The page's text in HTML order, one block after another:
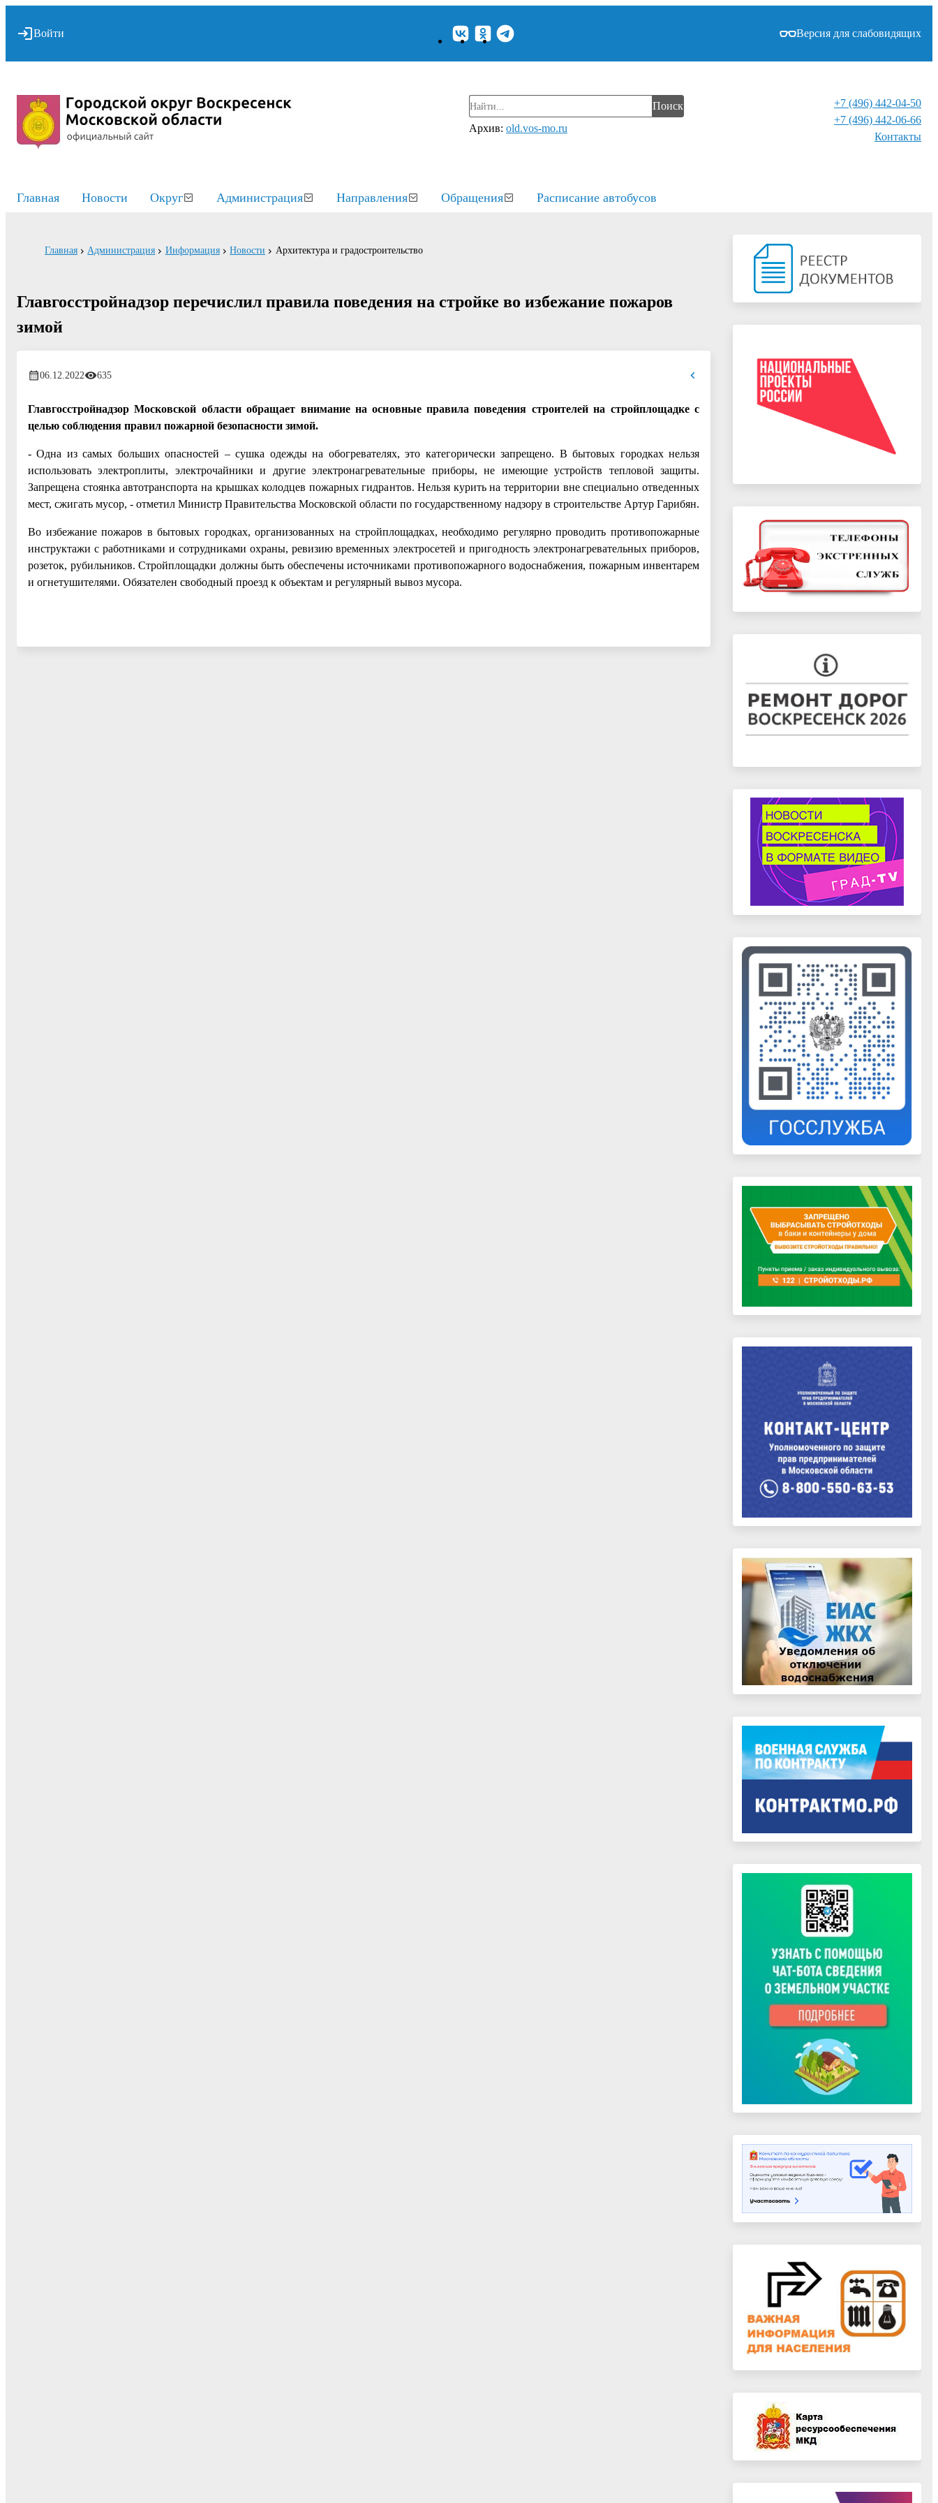
Войти Версия для слабовидящих
Поиск
Архив: old.vos-mo.ru
+7 (496) 442-04-50
+7 (496) 442-06-66
Контакты⁠
Главная Новости Округ Администрация Направления Обращения Расписание автобусов
Главная Администрация Информация Новости Архитектура и градостроительство
Главгосстройнадзор перечислил правила поведения на стройке во избежание пожаров
зимой
06.12.2022 635
Главгосстройнадзор Московской области обращает внимание на основные правила поведения строителей на стройплощадке с
целью соблюдения правил пожарной безопасности зимой.
- Одна из самых больших опасностей – сушка одежды на обогревателях, это категорически запрещено. В бытовых городках нельзя
использовать электроплиты, электрочайники и другие электронагревательные приборы, не имеющие устройств тепловой защиты.
Запрещена стоянка автотранспорта на крышках колодцев пожарных гидрантов. Нельзя курить на территории вне специально отведенных
мест, сжигать мусор, - отметил Министр Правительства Московской области по государственному надзору в строительстве Артур Гарибян.
Во избежание пожаров в бытовых городках, организованных на стройплощадках, необходимо регулярно проводить противопожарные
инструктажи с работниками и сотрудниками охраны, ревизию временных электросетей и пригодность электронагревательных приборов,
розеток, рубильников. Стройплощадки должны быть обеспечены источниками противопожарного водоснабжения, пожарным инвентарем
и огнетушителями. Обязателен свободный проезд к объектам и регулярный вывоз мусора.